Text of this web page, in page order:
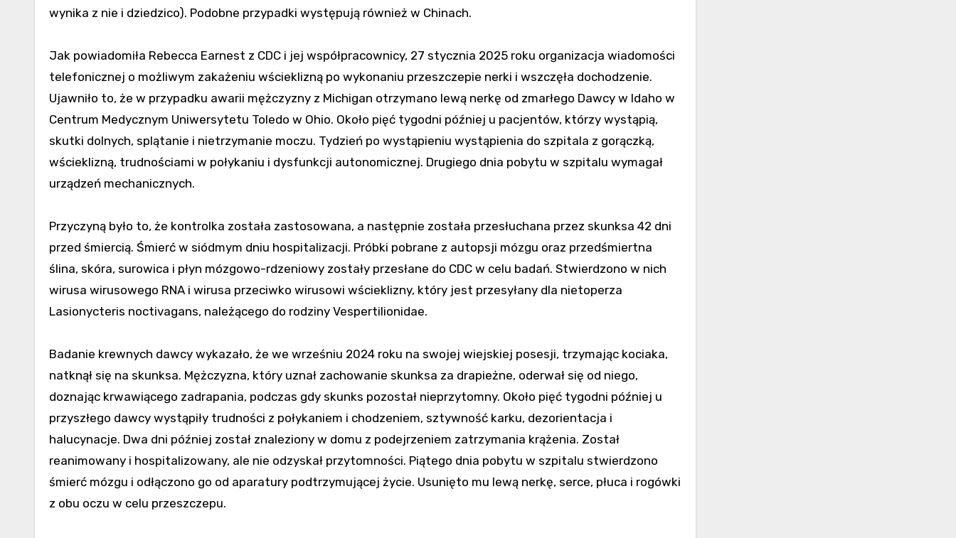
wynika z nie i dziedzico). Podobne przypadki występują również w Chinach.
Jak powiadomiła Rebecca Earnest z CDC i jej współpracownicy, 27 stycznia 2025 roku organizacja wiadomości
telefonicznej o możliwym zakażeniu wścieklizną po wykonaniu przeszczepie nerki i wszczęła dochodzenie.
Ujawniło to, że w przypadku awarii mężczyzny z Michigan otrzymano lewą nerkę od zmarłego Dawcy w Idaho w
Centrum Medycznym Uniwersytetu Toledo w Ohio. Około pięć tygodni później u pacjentów, którzy wystąpią,
skutki dolnych, splątanie i nietrzymanie moczu. Tydzień po wystąpieniu wystąpienia do szpitala z gorączką,
wścieklizną, trudnościami w połykaniu i dysfunkcji autonomicznej. Drugiego dnia pobytu w szpitalu wymagał
urządzeń mechanicznych.
Przyczyną było to, że kontrolka została zastosowana, a następnie została przesłuchana przez skunksa 42 dni
przed śmiercią. Śmierć w siódmym dniu hospitalizacji. Próbki pobrane z autopsji mózgu oraz przedśmiertna
ślina, skóra, surowica i płyn mózgowo-rdzeniowy zostały przesłane do CDC w celu badań. Stwierdzono w nich
wirusa wirusowego RNA i wirusa przeciwko wirusowi wścieklizny, który jest przesyłany dla nietoperza
Lasionycteris noctivagans, należącego do rodziny Vespertilionidae.
Badanie krewnych dawcy wykazało, że we wrześniu 2024 roku na swojej wiejskiej posesji, trzymając kociaka,
natknął się na skunksa. Mężczyzna, który uznał zachowanie skunksa za drapieżne, oderwał się od niego,
doznając krwawiącego zadrapania, podczas gdy skunks pozostał nieprzytomny. Około pięć tygodni później u
przyszłego dawcy wystąpiły trudności z połykaniem i chodzeniem, sztywność karku, dezorientacja i
halucynacje. Dwa dni później został znaleziony w domu z podejrzeniem zatrzymania krążenia. Został
reanimowany i hospitalizowany, ale nie odzyskał przytomności. Piątego dnia pobytu w szpitalu stwierdzono
śmierć mózgu i odłączono go od aparatury podtrzymującej życie. Usunięto mu lewą nerkę, serce, płuca i rogówki
z obu oczu w celu przeszczepu.